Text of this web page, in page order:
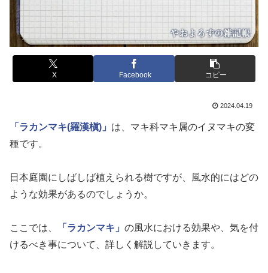
X Facebook コピー
2024.04.19
「ラカンマキ(羅漢槇)」 は、マキ科マキ属のイヌマキの変
種です。
日本庭園にしばしば植えられる樹ですが、風水的にはどの
ような効果があるのでしょうか。
ここでは、 「ラカンマキ」 の風水における効果や、気を付
けるべき事について、詳しく解説していきます。